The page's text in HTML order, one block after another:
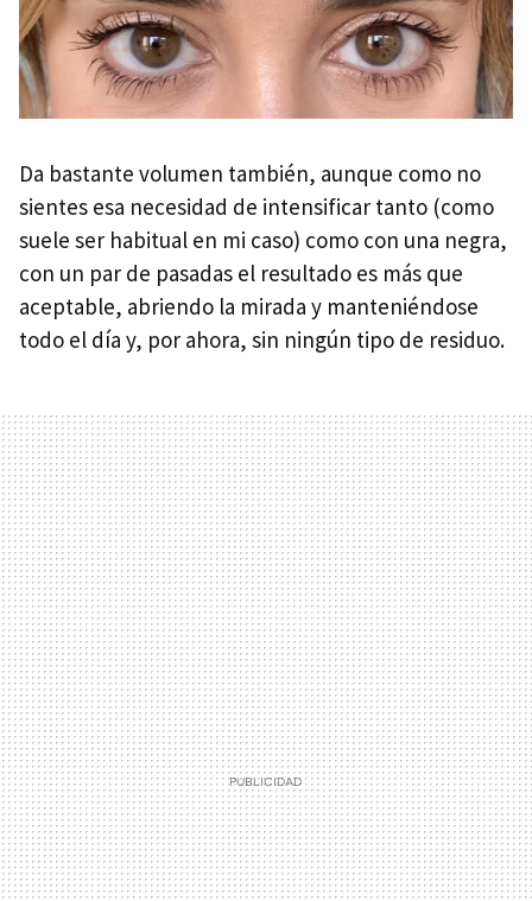
Da bastante volumen también, aunque como no
sientes esa necesidad de intensificar tanto (como
suele ser habitual en mi caso) como con una negra,
con un par de pasadas el resultado es más que
aceptable, abriendo la mirada y manteniéndose
todo el día y, por ahora, sin ningún tipo de residuo.